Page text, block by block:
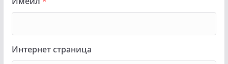
Интернет страница